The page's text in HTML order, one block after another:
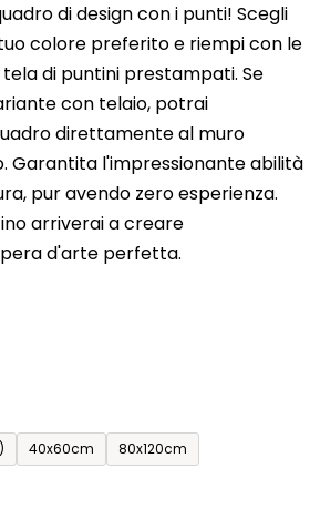
di design con i punti! Scegli
colore preferito e riempi con le
di puntini prestampati. Se
con telaio, potrai
direttamente al muro
Garantita l'impressionante abilità
pur avendo zero esperienza.
arriverai a creare
d'arte perfetta.
40x60cm 80x120cm